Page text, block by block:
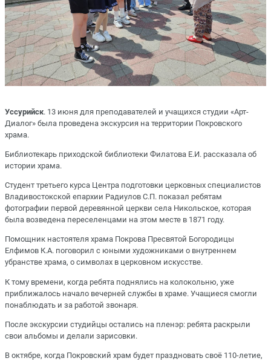
Уссурийск. 13 июня для преподавателей и учащихся студии «Арт-
Диалог» была проведена экскурсия на территории Покровского
храма.
Библиотекарь приходской библиотеки Филатова Е.И. рассказала об
истории храма.
Студент третьего курса Центра подготовки церковных специалистов
Владивостокской епархии Радиулов С.П. показал ребятам
фотографии первой деревянной церкви села Никольское, которая
была возведена переселенцами на этом месте в 1871 году.
Помощник настоятеля храма Покрова Пресвятой Богородицы
Елфимов К.А. поговорил с юными художниками о внутреннем
убранстве храма, о символах в церковном искусстве.
К тому времени, когда ребята поднялись на колокольню, уже
приближалось начало вечерней службы в храме. Учащиеся смогли
понаблюдать и за работой звонаря.
После экскурсии студийцы остались на пленэр: ребята раскрыли
свои альбомы и делали зарисовки.
В октябре, когда Покровский храм будет праздновать своё 110-летие,